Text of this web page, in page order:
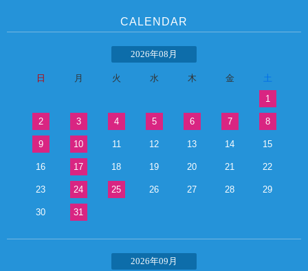
CALENDAR
2026年08月
日 月 火 水 木 金
1
2 3 4 5 6 7 8
9 10 11 12 13 14 15
16 17 18 19 20 21 22
23 24 25 26 27 28 29
30 31
2026年09月